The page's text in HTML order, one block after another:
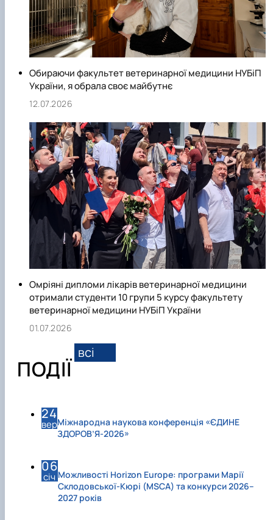
Обираючи факультет ветеринарної медицини НУБіП
України, я обрала своє майбутнє
12.07.2026
Омріяні дипломи лікарів ветеринарної медицини
отримали студенти 10 групи 5 курсу факультету
ветеринарної медицини НУБіП України
01.07.2026
ПОДІЇ
всі
24
верМіжнародна наукова конференція «ЄДИНЕ
ЗДОРОВ’Я-2026»
06
січ Можливості Horizon Europe: програми Марії
Склодовської-Кюрі (MSCA) та конкурси 2026–
2027 років